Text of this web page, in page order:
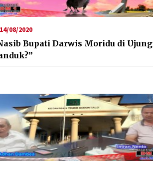
08/2020
Bupati Darwis Moridu di Ujung